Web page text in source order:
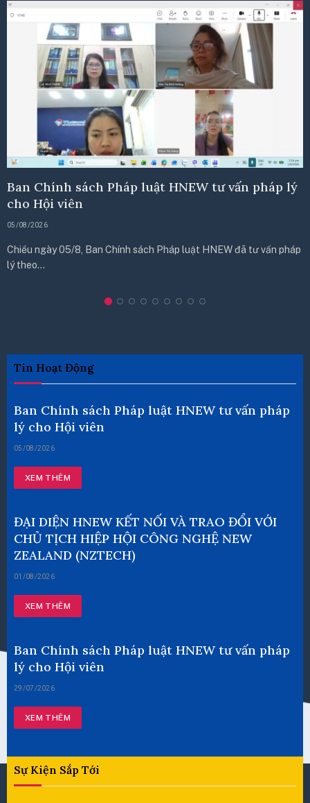
Ban Chính sách Pháp luật HNEW tư vấn pháp lý
cho Hội viên
05/08/2026
Chiều ngày 05/8, Ban Chính sách Pháp luật HNEW đã tư vấn pháp
lý theo…
Tin Hoạt Động
Ban Chính sách Pháp luật HNEW tư vấn pháp
lý cho Hội viên
05/08/2026
XEM THÊM
ĐẠI DIỆN HNEW KẾT NỐI VÀ TRAO ĐỔI VỚI
CHỦ TỊCH HIỆP HỘI CÔNG NGHỆ NEW
ZEALAND (NZTECH)
01/08/2026
XEM THÊM
Ban Chính sách Pháp luật HNEW tư vấn pháp
lý cho Hội viên
29/07/2026
XEM THÊM
Sự Kiện Sắp Tới